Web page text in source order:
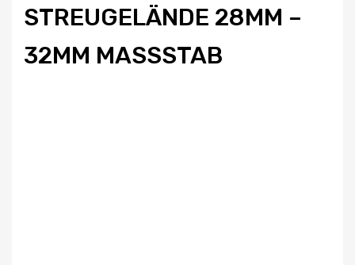
STREUGELÄNDE 28MM –
32MM MASSSTAB